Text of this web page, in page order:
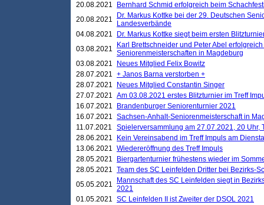
20.08.2021
Bernhard Schmid erfolgreich beim
20.08.2021
Dr. Markus Kottke bei der 29. Deutschen
Landesverbände
04.08.2021
Dr. Markus Kottke siegt beim ersten
03.08.2021
Karl Brettschneider und Peter Abel
Seniorenmeisterschaften in Magdeburg
03.08.2021
Neues Mitglied Felix Bowitz
28.07.2021 + Janos Barna verstorben +
28.07.2021
Neues Mitglied Constantin Singer
27.07.2021 Am 03.08.2021 erstes Blitzturnier im Treff
16.07.2021
Brandenburger Seniorenturnier 2021
16.07.2021 Sachsen-Anhalt-Seniorenmeisterschaft in
11.07.2021
Spielerversammlung am 27.07.2021, 20 Uhr,
28.06.2021
Kein Vereinsabend im Treff Impuls am
13.06.2021 Wiedereröffnung des Treff Impuls
28.05.2021
Biergartenturnier frühestens wieder im
28.05.2021 Team des SC Leinfelden Dritter bei Bezirks-
05.05.2021
Mannschaft des SC Leinfelden siegt in
2021
01.05.2021 SC Leinfelden II ist Zweiter der DSOL 2021